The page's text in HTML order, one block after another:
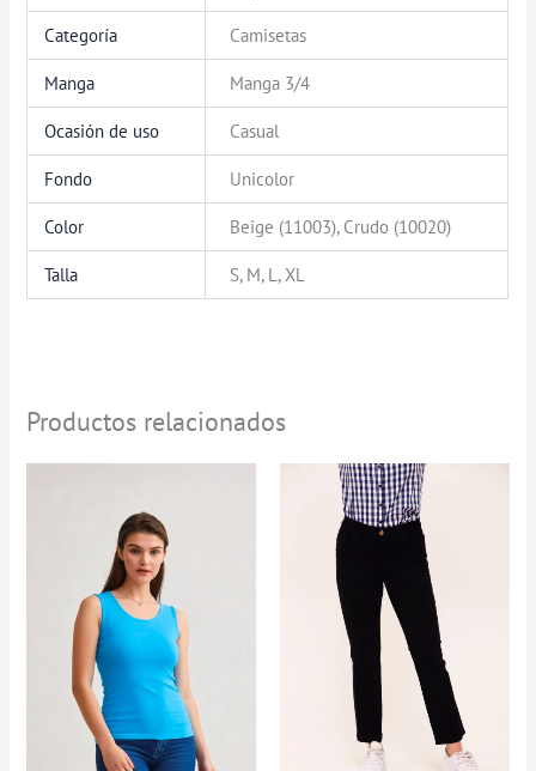
Categoría Camisetas
Manga Manga 3/4
Ocasión de uso Casual
Fondo Unicolor
Color Beige (11003), Crudo (10020)
Talla S, M, L, XL
Productos relacionados
Rango
de
precios:
desde
$39.900
hasta
$89.900